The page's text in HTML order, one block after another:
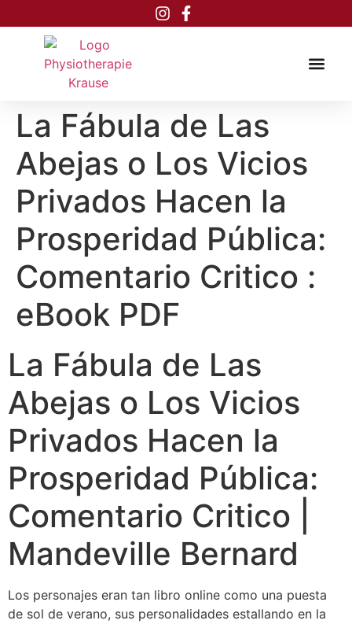
La Fábula de Las
Abejas o Los Vicios
Privados Hacen la
Prosperidad Pública:
Comentario Critico :
eBook PDF
La Fábula de Las
Abejas o Los Vicios
Privados Hacen la
Prosperidad Pública:
Comentario Critico |
Mandeville Bernard
Los personajes eran tan libro online​ como una puesta
de sol de verano, sus personalidades estallando en la